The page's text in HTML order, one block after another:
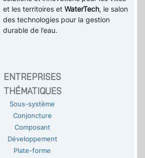
et les territoires etWaterTech, le salon
des technologies pour la gestion
durable de l’eau.
ENTREPRISES
THÉMATIQUES
Sous-système
Conjoncture
Composant
Développement
Plate-forme